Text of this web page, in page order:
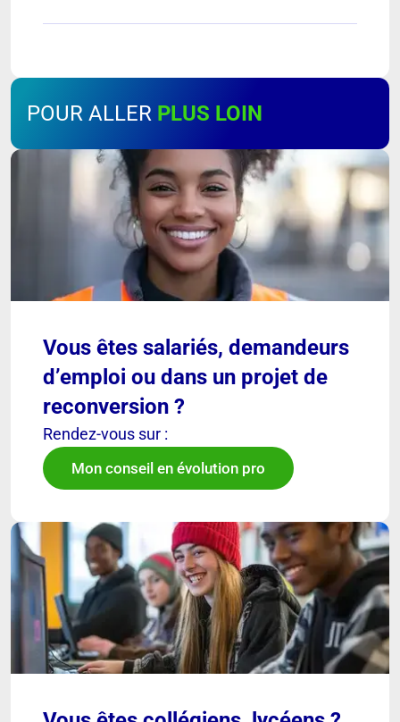
POUR ALLER PLUS LOIN
Vous êtes salariés, demandeurs
d’emploi ou dans un projet de
reconversion ?
Rendez-vous sur :
Mon conseil en évolution pro